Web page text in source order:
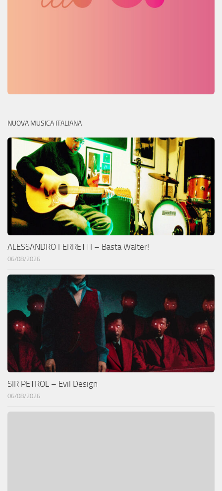
NUOVA MUSICA ITALIANA
ALESSANDRO FERRETTI – Basta Walter!
06/08/2026
SIR PETROL – Evil Design
06/08/2026